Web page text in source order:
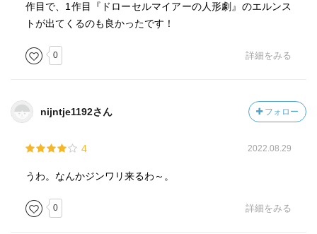
作目で、1作目『ドローセルマイアーの人形劇』のエルンス
トが出てくるのも良かったです！
0 詳細をみる
nijntje1192さん フォロー
4 2022.08.29
うわ。なんかジンワリ来るわ～。
0 詳細をみる